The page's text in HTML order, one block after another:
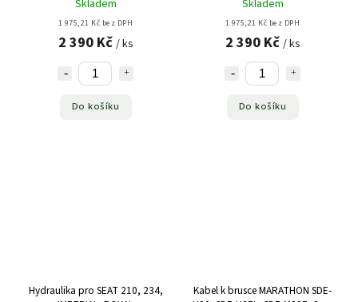
Skladem
1 975,21 Kč bez DPH
2 390 Kč / ks
Do košíku
Skladem
1 975,21 Kč bez DPH
2 390 Kč / ks
Do košíku
Hydraulika pro SEAT 210, 234,
Kabel k brusce MARATHON SDE-